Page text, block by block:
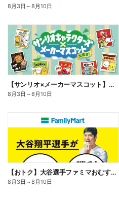
8月3日 ～8月10日
【サンリオ×メーカーマスコット】オリジナルグッズ貰える!
8月3日 ～8月10日
【おトク】大谷選手ファミマおむすび割
8月3日 ～8月10日